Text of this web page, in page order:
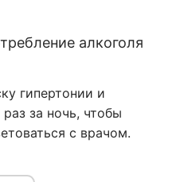
алкоголя
гипертонии и
за ночь, чтобы
с врачом.